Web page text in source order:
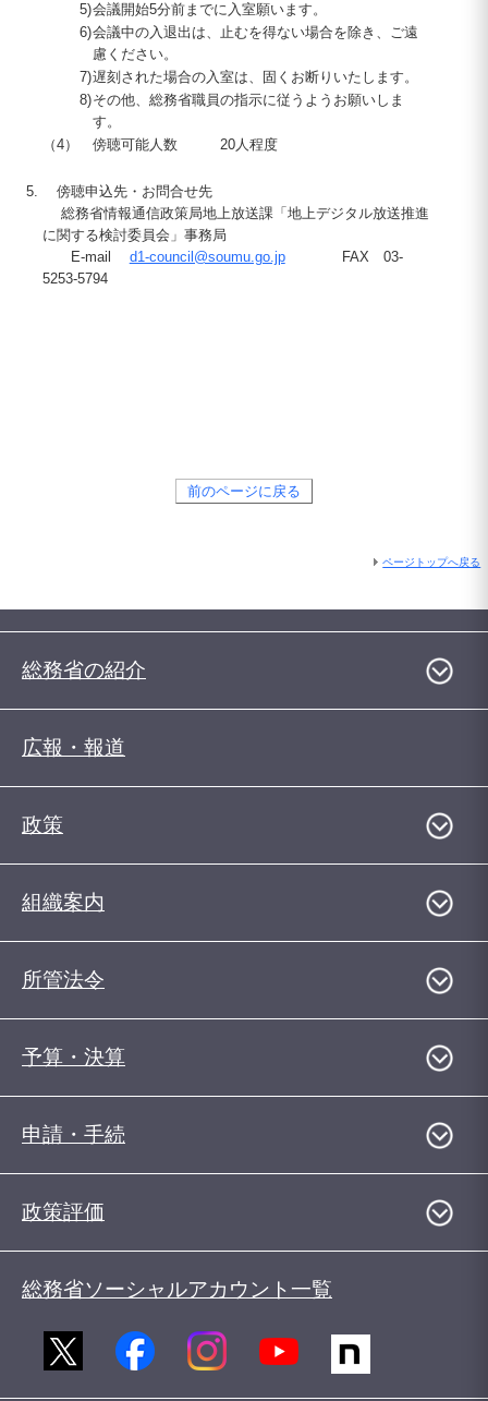
5)会議開始5分前までに入室願います。
6)会議中の入退出は、止むを得ない場合を除き、ご遠
慮ください。
7)遅刻された場合の入室は、固くお断りいたします。
8)その他、総務省職員の指示に従うようお願いしま
す。
（4）
傍聴可能人数 20人程度
傍聴申込先・お問合せ先
総務省情報通信政策局地上放送課「地上デジタル放送推進
に関する検討委員会」事務局
E-mail d1-council@soumu.go.jpFAX 03-
5253-5794
前のページに戻る
ページトップへ戻る
総務省の紹介
広報・報道
政策
組織案内
所管法令
予算・決算
申請・手続
政策評価
総務省ソーシャルアカウント一覧